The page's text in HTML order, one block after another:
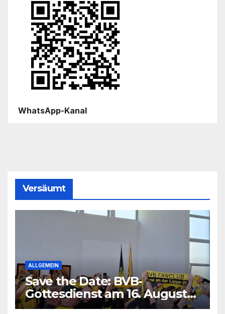
WhatsApp-Kanal
Versäumt
ALLGEMEIN
Save the Date: BVB-
Gottesdienst am 16. August
2026